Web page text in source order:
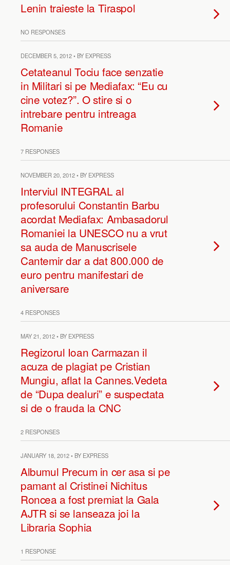
Lenin traieste la Tiraspol
NO RESPONSES
DECEMBER 5, 2012 • BY EXPRESS
Cetateanul Tociu face senzatie
in Militari si pe Mediafax: “Eu cu
cine votez?”. O stire si o
intrebare pentru intreaga
Romanie
7 RESPONSES
NOVEMBER 20, 2012 • BY EXPRESS
Interviul INTEGRAL al
profesorului Constantin Barbu
acordat Mediafax: Ambasadorul
Romaniei la UNESCO nu a vrut
sa auda de Manuscrisele
Cantemir dar a dat 800.000 de
euro pentru manifestari de
aniversare
4 RESPONSES
MAY 21, 2012 • BY EXPRESS
Regizorul Ioan Carmazan il
acuza de plagiat pe Cristian
Mungiu, aflat la Cannes.Vedeta
de “Dupa dealuri” e suspectata
si de o frauda la CNC
2 RESPONSES
JANUARY 18, 2012 • BY EXPRESS
Albumul Precum in cer asa si pe
pamant al Cristinei Nichitus
Roncea a fost premiat la Gala
AJTR si se lanseaza joi la
Libraria Sophia
1 RESPONSE